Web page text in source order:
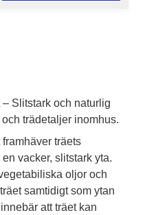
Slitstark och naturlig
trädetaljer inomhus.
träets
vacker, slitstark yta.
oljor och
samtidigt som ytan
att träet kan